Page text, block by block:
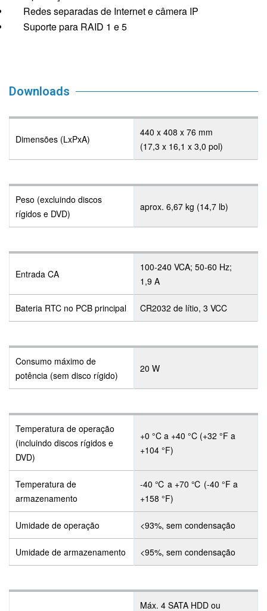
Redes separadas de Internet e câmera IP
Suporte para RAID 1 e 5
Downloads
Dimensões (LxPxA)
440 x 408 x 76 mm
(17,3 x 16,1 x 3,0 pol)
Peso (excluindo discos
rígidos e DVD)
aprox. 6,67 kg (14,7 lb)
Entrada CA
100-240 VCA; 50-60 Hz;
1,9 A
Bateria RTC no PCB principal CR2032 de lítio, 3 VCC
Consumo máximo de
potência (sem disco rígido)
20 W
Temperatura de operação
(incluindo discos rígidos e
DVD)
+0 °C a +40 °C (+32 °F a
+104 °F)
Temperatura de
armazenamento
-40 ℃ a +70 ℃ (-40 °F a
+158 °F)
Umidade de operação <93%, sem condensação
Umidade de armazenamento <95%, sem condensação
Máx. 4 SATA HDD ou